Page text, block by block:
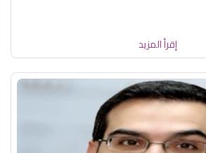
إقرأ المزيد